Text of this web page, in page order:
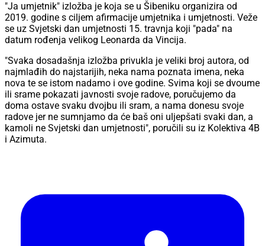
"Ja umjetnik" izložba je koja se u Šibeniku organizira od
2019. godine s ciljem afirmacije umjetnika i umjetnosti. Veže
se uz Svjetski dan umjetnosti 15. travnja koji "pada" na
datum rođenja velikog Leonarda da Vincija.
"Svaka dosadašnja izložba privukla je veliki broj autora, od
najmlađih do najstarijih, neka nama poznata imena, neka
nova te se istom nadamo i ove godine. Svima koji se dvoume
ili srame pokazati javnosti svoje radove, poručujemo da
doma ostave svaku dvojbu ili sram, a nama donesu svoje
radove jer ne sumnjamo da će baš oni uljepšati svaki dan, a
kamoli ne Svjetski dan umjetnosti", poručili su iz Kolektiva 4B
i Azimuta.